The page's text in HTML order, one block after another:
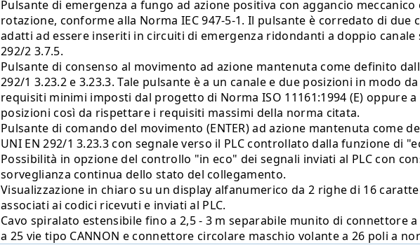
Pulsante di emergenza a fungo ad azione positiva con aggancio meccanico
rotazione, conforme alla Norma IEC 947-5-1. Il pulsante è corredato di due
adatti ad essere inseriti in circuiti di emergenza ridondanti a doppio canale
292/2 3.7.5.
Pulsante di consenso al movimento ad azione mantenuta come definito
292/1 3.23.2 e 3.23.3. Tale pulsante è a un canale e due posizioni in modo
requisiti minimi imposti dal progetto di Norma ISO 11161:1994 (E) oppure
posizioni così da rispettare i requisiti massimi della norma citata.
Pulsante di comando del movimento (ENTER) ad azione mantenuta come
UNI EN 292/1 3.23.3 con segnale verso il PLC controllato dalla funzione di
Possibilità in opzione del controllo "in eco" dei segnali inviati al PLC con
sorveglianza continua dello stato del collegamento.
Visualizzazione in chiaro su un display alfanumerico da 2 righe di 16
associati ai codici ricevuti e inviati al PLC.
Cavo spiralato estensibile fino a 2,5 - 3 m separabile munito di connettore
a 25 vie tipo CANNON e connettore circolare maschio volante a 26 poli a